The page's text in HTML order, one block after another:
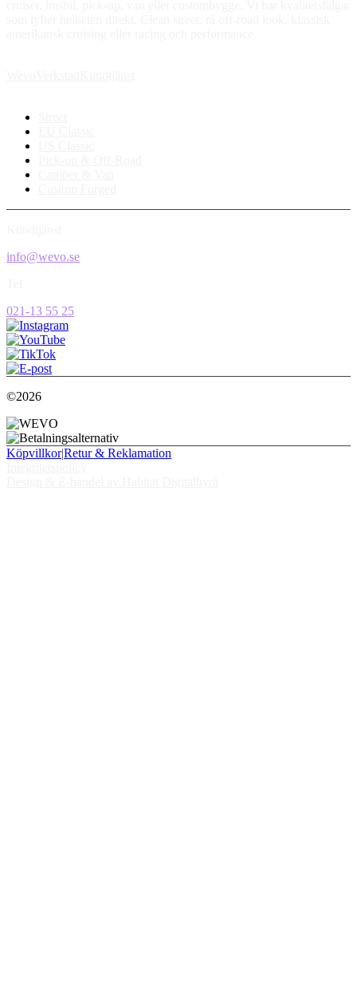
info@wevo.se
021-13 55 25
©2026
Köpvillkor|Retur & Reklamation